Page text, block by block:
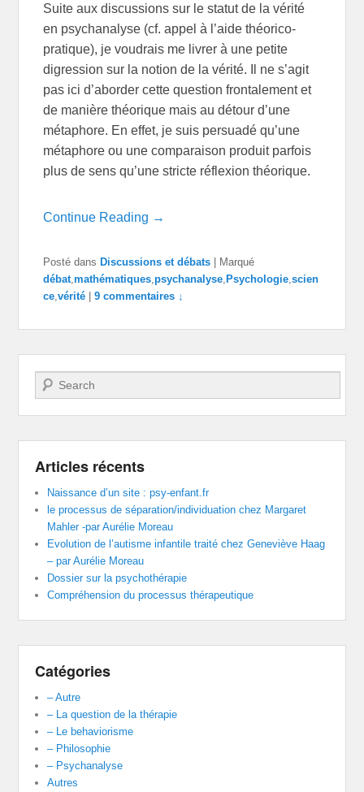
Suite aux discussions sur le statut de la vérité
en psychanalyse (cf. appel à l’aide théorico-
pratique), je voudrais me livrer à une petite
digression sur la notion de la vérité. Il ne s’agit
pas ici d’aborder cette question frontalement et
de manière théorique mais au détour d’une
métaphore. En effet, je suis persuadé qu’une
métaphore ou une comparaison produit parfois
plus de sens qu’une stricte réflexion théorique.
Continue Reading →
Posté dans Discussions et débats | Marqué
débat ,mathématiques ,psychanalyse ,Psychologie ,scien
ce ,vérité |9 commentaires ↓
Recherche
Articles récents
Naissance d’un site : psy-enfant.fr
le processus de séparation/individuation chez Margaret
Mahler -par Aurélie Moreau
Evolution de l’autisme infantile traité chez Geneviève Haag
– par Aurélie Moreau
Dossier sur la psychothérapie
Compréhension du processus thérapeutique
Catégories
– Autre
– La question de la thérapie
– Le behaviorisme
– Philosophie
– Psychanalyse
Autres